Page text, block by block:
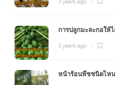
3 years ago
การปลูกมะละกอให้
3 years ago
หน้าร้อนพืชชนิดไหน